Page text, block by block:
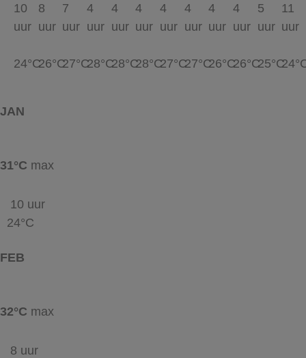
10
uur
24°C
8
uur
26°C
7
uur
27°C
4
uur
28°C
4
uur
28°C
4
uur
28°C
4
uur
27°C
4
uur
27°C
4
uur
26°C
4
uur
26°C
5
uur
25°C
11
uur
JAN
31°C max
10 uur
24°C
FEB
32°C max
8 uur